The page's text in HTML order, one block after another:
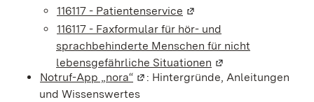
116117 - Patientenservice (Wird in einem neuen
116117 - Faxformular für hör- und
sprachbehinderte Menschen für nicht
lebensgefährliche Situationen (Wird in einem
Notruf-App „nora“ (Wird in einem neuen Fenster
: Hintergründe, Anleitungen
und Wissenswertes